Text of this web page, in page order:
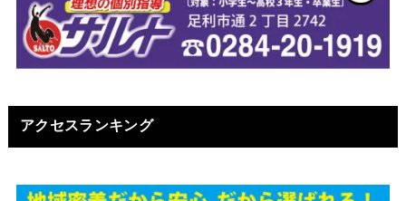
アクセスランキング